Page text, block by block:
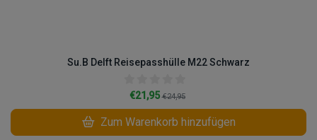
Su.B Delft Reisepasshülle M22 Schwarz
€21,95€24,95
Zum Warenkorb hinzufügen